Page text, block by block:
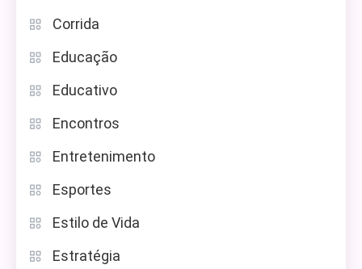
Corrida
Educação
Educativo
Encontros
Entretenimento
Esportes
Estilo de Vida
Estratégia